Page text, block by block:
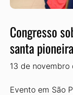
Congresso
santa
13 de novembro
Evento em São